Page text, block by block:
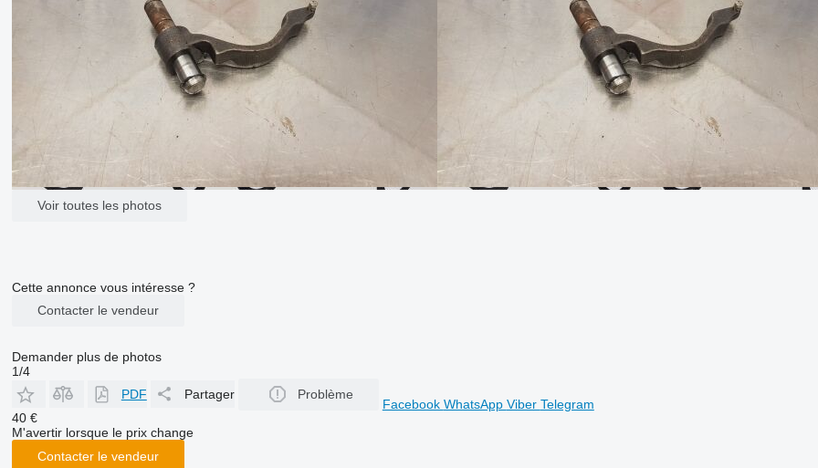
Voir toutes les photos
Cette annonce vous intéresse ?
Contacter le vendeur
Demander plus de photos
1/4
PDF
Partager Problème
Facebook WhatsApp Viber Telegram
40 €
M'avertir lorsque le prix change
Contacter le vendeur